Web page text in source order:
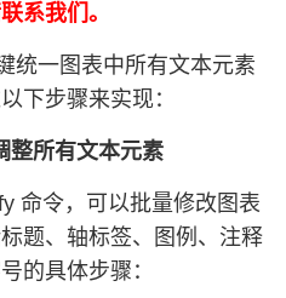
系我们。
统一图表中所有文本元素
下步骤来实现：
整所有文本元素
命令，可以批量修改图表
题、轴标签、图例、注释
的具体步骤：